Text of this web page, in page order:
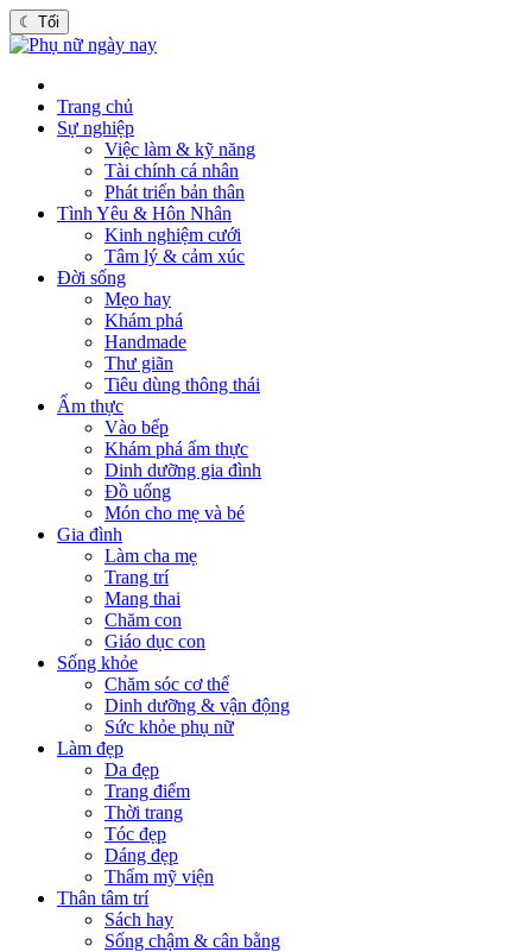
☾ Tối
Trang chủ
Sự nghiệp
Việc làm & kỹ năng
Tài chính cá nhân
Phát triển bản thân
Tình Yêu & Hôn Nhân
Kinh nghiệm cưới
Tâm lý & cảm xúc
Đời sống
Mẹo hay
Khám phá
Handmade
Thư giãn
Tiêu dùng thông thái
Ẩm thực
Vào bếp
Khám phá ẩm thực
Dinh dưỡng gia đình
Đồ uống
Món cho mẹ và bé
Gia đình
Làm cha mẹ
Trang trí
Mang thai
Chăm con
Giáo dục con
Sống khỏe
Chăm sóc cơ thể
Dinh dưỡng & vận động
Sức khỏe phụ nữ
Làm đẹp
Da đẹp
Trang điểm
Thời trang
Tóc đẹp
Dáng đẹp
Thẩm mỹ viện
Thân tâm trí
Sách hay
Sống chậm & cân bằng